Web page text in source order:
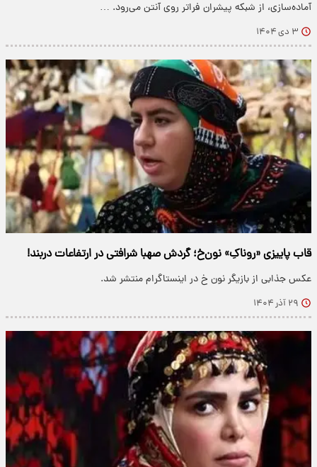
آماده‌سازی، از شبکه پیشران فراتر روی آنتن می‌رود. …
۳ دی ۱۴۰۴
قاب پاییزی «روناکِ» نون‌خ؛ گردش صهبا شرافتی در ارتفاعات دربند!
عکس جذابی از بازیگر نون خ در اینستاگرام منتشر شد.
۲۹ آذر ۱۴۰۴